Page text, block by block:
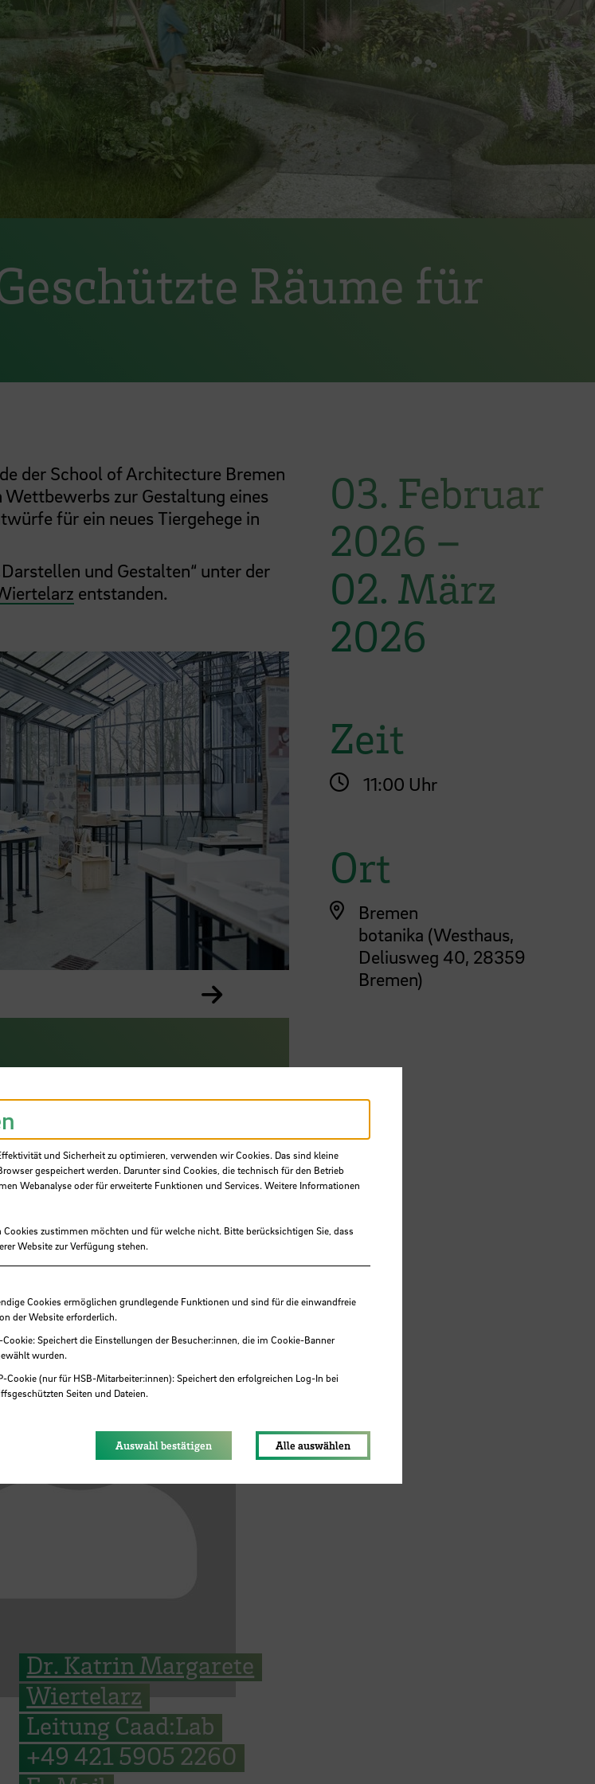
Räume für
der School of Architecture Bremen
Wettbewerbs zur Gestaltung eines
für ein neues Tiergehege in
und Gestalten“ unter der
entstanden.
Zeige nächstes Element im Karussell
Dr. Katrin Margarete
Wiertelarz
Leitung Caad:Lab
+49 421 5905 2260
03. Februar
2026 –
02. März
2026
Zeit
11:00 Uhr
Ort
Bremen
botanika (Westhaus,
Deliusweg 40, 28359
Bremen)
und Sicherheit zu optimieren, verwenden wir Cookies. Das sind kleine
gespeichert werden. Darunter sind Cookies, die technisch für den Betrieb
Webanalyse oder für erweiterte Funktionen und Services. Weitere Informationen
zustimmen möchten und für welche nicht. Bitte berücksichtigen Sie, dass
Website zur Verfügung stehen.
Cookies ermöglichen grundlegende Funktionen und sind für die einwandfreie
der Website erforderlich.
Cookie: Speichert die Einstellungen der Besucher:innen, die im Cookie-Banner
wurden.
Cookie (nur für HSB-Mitarbeiter:innen): Speichert den erfolgreichen Log-In bei
Seiten und Dateien.
Auswahl bestätigen Alle auswählen